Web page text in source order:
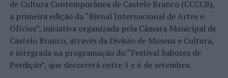
Faria, Henrique Rocha, Frederico Ferreira Silva, Tiago
Pereira e Tiago Torres integraram o quadro principal,
beneficiando, de igual modo, da reorganização dos wild
cards após as entradas diretas de alguns jogadores.
Entre os portugueses, Tiago Torres e Jaime Faria
de Cultura Contemporânea de Castelo Branco (CCCCB),
a primeira edição da “Bienal Internacional de Artes e
Ofícios”, iniciativa organizada pela Câmara Municipal de
Castelo Branco, através da Divisão de Museus e Cultura,
e integrada na programação do “Festival Sabores de
Perdição”, que decorrerá entre 3 e 6 de setembro.